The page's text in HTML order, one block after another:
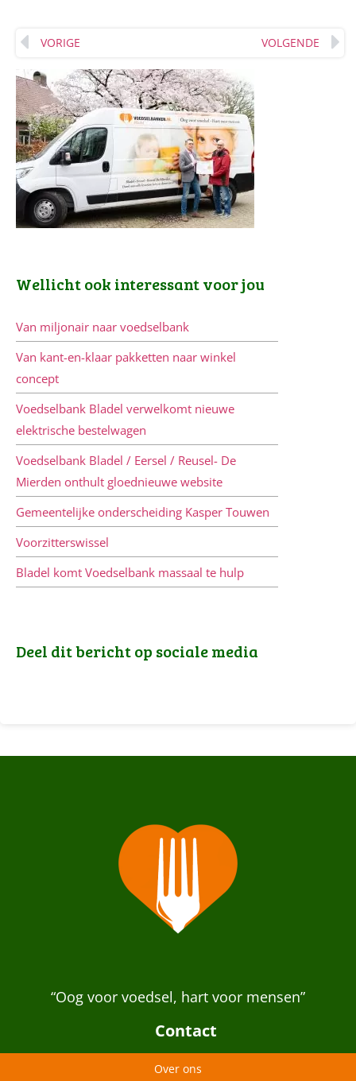
VORIGE VOLGENDE
Wellicht ook interessant voor jou
Van miljonair naar voedselbank
Van kant-en-klaar pakketten naar winkel
concept
Voedselbank Bladel verwelkomt nieuwe
elektrische bestelwagen
Voedselbank Bladel / Eersel / Reusel- De
Mierden onthult gloednieuwe website
Gemeentelijke onderscheiding Kasper Touwen
Voorzitterswissel
Bladel komt Voedselbank massaal te hulp
Deel dit bericht op sociale media
“Oog voor voedsel, hart voor mensen”
Contact
Over ons